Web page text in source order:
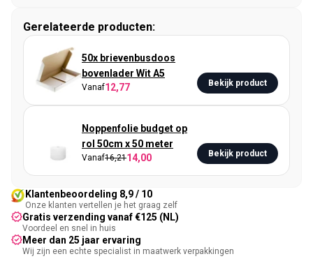
Gerelateerde producten:
50x brievenbusdoos
bovenlader Wit A5
Vanaf12,77 Bekijk product
Noppenfolie budget op
rol 50cm x 50 meter
Vanaf16,2114,00 Bekijk product
Klantenbeoordeling 8,9 / 10
Onze klanten vertellen je het graag zelf
Gratis verzending vanaf €125 (NL)
Voordeel en snel in huis
Meer dan 25 jaar ervaring
Wij zijn een echte specialist in maatwerk verpakkingen